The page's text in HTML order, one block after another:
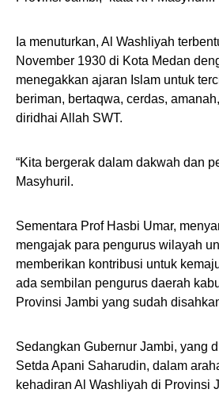
Ia menuturkan, Al Washliyah
November 1930 di Kota Medan
menegakkan ajaran Islam untuk
beriman, bertaqwa, cerdas,
diridhai Allah SWT.
“Kita bergerak dalam dakwah dan
Masyhuril.
Sementara Prof Hasbi Umar,
mengajak para pengurus wilayah
memberikan kontribusi untuk
ada sembilan pengurus daerah
Provinsi Jambi yang sudah
Sedangkan Gubernur Jambi, yang
Setda Apani Saharudin, dalam
kehadiran Al Washliyah di Provinsi